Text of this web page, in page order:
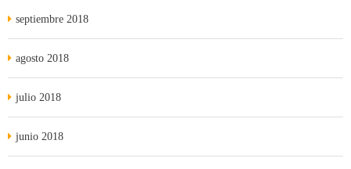
septiembre 2018
agosto 2018
julio 2018
junio 2018